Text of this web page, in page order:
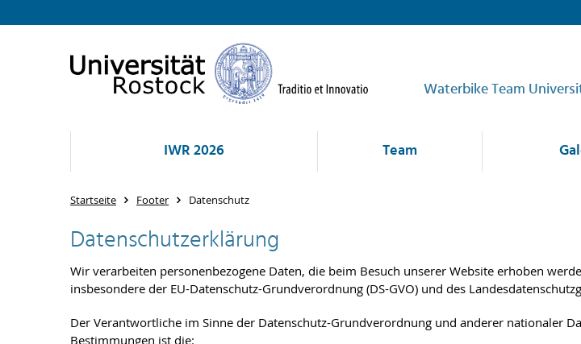
Waterbike Team
IWR 2026 Team
Startseite Footer Datenschutz
Datenschutzerklärung
Wir verarbeiten personenbezogene Daten, die beim Besuch unserer Website erhoben
insbesondere der EU-Datenschutz-Grundverordnung (DS-GVO) und des
Der Verantwortliche im Sinne der Datenschutz-Grundverordnung und anderer nationaler
Bestimmungen ist die: